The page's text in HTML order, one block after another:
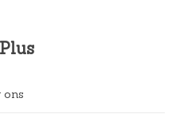
ons